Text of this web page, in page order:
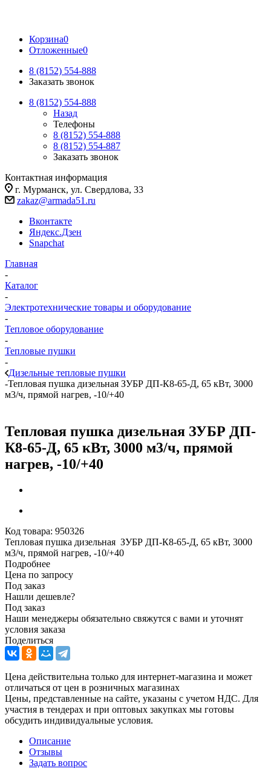
Корзина0
Отложенные0
8 (8152) 554-888
Заказать звонок
8 (8152) 554-888
Назад
Телефоны
8 (8152) 554-888
8 (8152) 554-887
Заказать звонок
Контактная информация
г. Мурманск, ул. Свердлова, 33
zakaz@armada51.ru
Вконтакте
Яндекс.Дзен
Snapchat
Главная
-
Каталог
-
Электротехнические товары и оборудование
-
Тепловое оборудование
-
Тепловые пушки
-
Дизельные тепловые пушки
-Тепловая пушка дизельная ЗУБР ДП-К8-65-Д, 65 кВт, 3000
м3/ч, прямой нагрев, -10/+40
Тепловая пушка дизельная ЗУБР ДП-
К8-65-Д, 65 кВт, 3000 м3/ч, прямой
нагрев, -10/+40
Код товара: 950326
Тепловая пушка дизельная ЗУБР ДП-К8-65-Д, 65 кВт, 3000
м3/ч, прямой нагрев, -10/+40
Подробнее
Цена по запросу
Под заказ
Нашли дешевле?
Под заказ
Наши менеджеры обязательно свяжутся с вами и уточнят
условия заказа
Поделиться
Цена действительна только для интернет-магазина и может
отличаться от цен в розничных магазинах
Цены, представленные на сайте, указаны с учетом НДС. Для
участия в тендерах и при оптовых закупках мы готовы
обсудить индивидуальные условия.
Описание
Отзывы
Задать вопрос